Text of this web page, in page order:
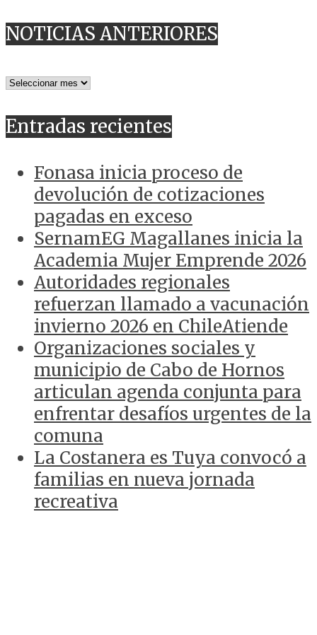
NOTICIAS ANTERIORES
NOTICIAS
Entradas recientes
Fonasa inicia proceso de
devolución de cotizaciones
pagadas en exceso
SernamEG Magallanes inicia la
Academia Mujer Emprende 2026
Autoridades regionales
refuerzan llamado a vacunación
invierno 2026 en ChileAtiende
Organizaciones sociales y
municipio de Cabo de Hornos
articulan agenda conjunta para
enfrentar desafíos urgentes de la
comuna
La Costanera es Tuya convocó a
familias en nueva jornada
recreativa